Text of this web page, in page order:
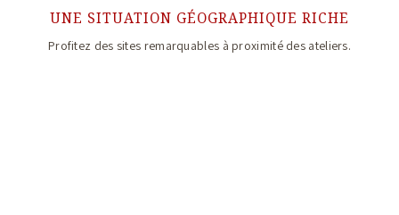
UNE SITUATION GÉOGRAPHIQUE RICHE
Profitez des sites remarquables à proximité des ateliers.